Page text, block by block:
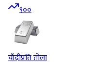
९००
चाँदीप्रति तोला